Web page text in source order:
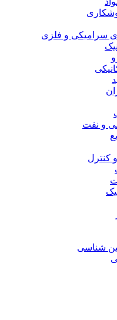
سرامیکی و فلزی
و نفت
کنترل
شناسی